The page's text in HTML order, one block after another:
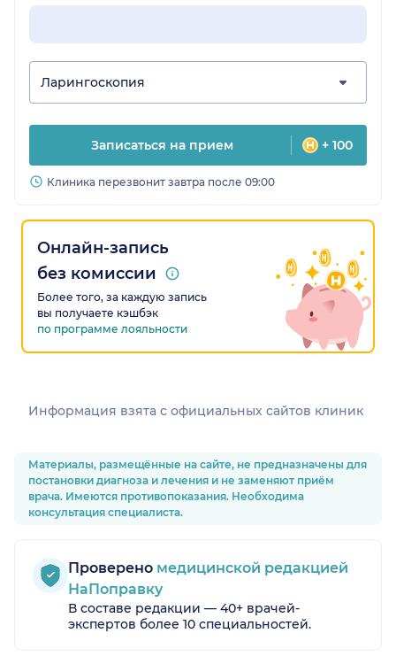
Ларингоскопия
Записаться на прием + 100
Клиника перезвонит завтра после 09:00
Онлайн-запись
без комиссии
Более того, за каждую запись
вы получаете кэшбэк
по программе лояльности
Информация взята c официальных сайтов клиник
Материалы, размещённые на сайте, не предназначены для
постановки диагноза и лечения и не заменяют приём
врача. Имеются противопоказания. Необходима
консультация специалиста.
Проверено медицинской редакцией
НаПоправку
В составе редакции — 40+ врачей-
экспертов более 10 специальностей.